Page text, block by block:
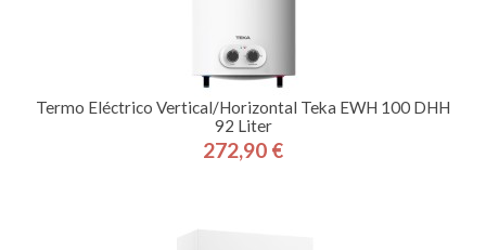
Termo Eléctrico Vertical/Horizontal Teka EWH 100 DHH
92 Liter
Precio
272,90 €